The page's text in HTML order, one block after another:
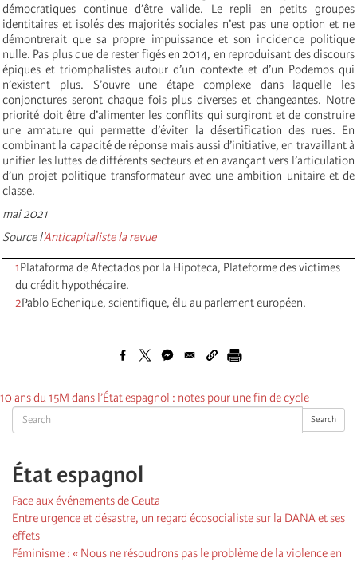
Search Search
État espagnol
Face aux événements de Ceuta
Entre urgence et désastre, un regard écosocialiste sur la DANA et ses
effets
Féminisme : « Nous ne résoudrons pas le problème de la violence en
démocratiques continue d’être valide. Le repli en petits groupes
identitaires et isolés des majorités sociales n’est pas une option et ne
démontrerait que sa propre impuissance et son incidence politique
nulle. Pas plus que de rester figés en 2014, en reproduisant des discours
épiques et triomphalistes autour d’un contexte et d’un Podemos qui
n’existent plus. S’ouvre une étape complexe dans laquelle les
conjonctures seront chaque fois plus diverses et changeantes. Notre
priorité doit être d’alimenter les conflits qui surgiront et de construire
une armature qui permette d’éviter la désertification des rues. En
combinant la capacité de réponse mais aussi d’initiative, en travaillant à
unifier les luttes de différents secteurs et en avançant vers l’articulation
d’un projet politique transformateur avec une ambition unitaire et de
classe.
mai 2021
Source l'Anticapitaliste la revue
1Plataforma de Afectados por la Hipoteca, Plateforme des victimes
du crédit hypothécaire.
2Pablo Echenique, scientifique, élu au parlement européen.
10 ans du 15M dans l’État espagnol : notes pour une fin de cycle